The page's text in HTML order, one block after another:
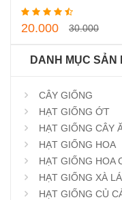
20.000 30.000
DANH MỤC SẢN
CÂY GIỐNG
HẠT GIỐNG ỚT
HẠT GIỐNG CÂY
HẠT GIỐNG HOA
HẠT GIỐNG HOA
HẠT GIỐNG XÀ
HẠT GIỐNG CỦ